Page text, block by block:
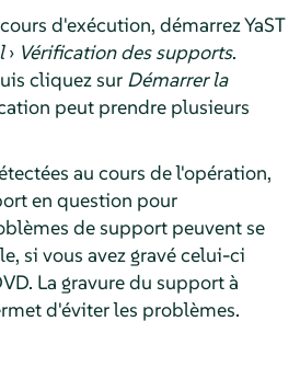
d'exécution, démarrez YaST
› Vérification des supports.
cliquez sur Démarrer la
peut prendre plusieurs
au cours de l'opération,
en question pour
de support peuvent se
si vous avez gravé celui-ci
La gravure du support à
d'éviter les problèmes.